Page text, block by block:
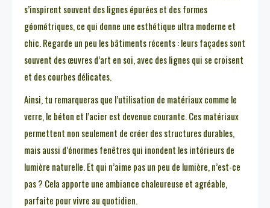
s’inspirent souvent des lignes épurées et des formes
géométriques, ce qui donne une esthétique ultra moderne et
chic. Regarde un peu les bâtiments récents : leurs façades sont
souvent des œuvres d’art en soi, avec des lignes qui se croisent
et des courbes délicates.
Ainsi, tu remarqueras que l’utilisation de matériaux comme le
verre, le béton et l’acier est devenue courante. Ces matériaux
permettent non seulement de créer des structures durables,
mais aussi d’énormes fenêtres qui inondent les intérieurs de
lumière naturelle. Et qui n’aime pas un peu de lumière, n’est-ce
pas ? Cela apporte une ambiance chaleureuse et agréable,
parfaite pour vivre au quotidien.